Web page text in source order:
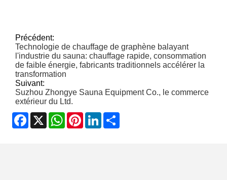
Précédent:
Technologie de chauffage de graphène balayant
l'industrie du sauna: chauffage rapide, consommation
de faible énergie, fabricants traditionnels accélérer la
transformation
Suivant:
Suzhou Zhongye Sauna Equipment Co., le commerce
extérieur du Ltd.
Facebook
X WhatsApp
PinterestLinkedIn